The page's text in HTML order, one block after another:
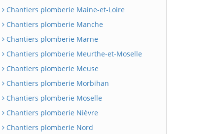
Chantiers plomberie Maine-et-Loire
Chantiers plomberie Manche
Chantiers plomberie Marne
Chantiers plomberie Meurthe-et-Moselle
Chantiers plomberie Meuse
Chantiers plomberie Morbihan
Chantiers plomberie Moselle
Chantiers plomberie Nièvre
Chantiers plomberie Nord